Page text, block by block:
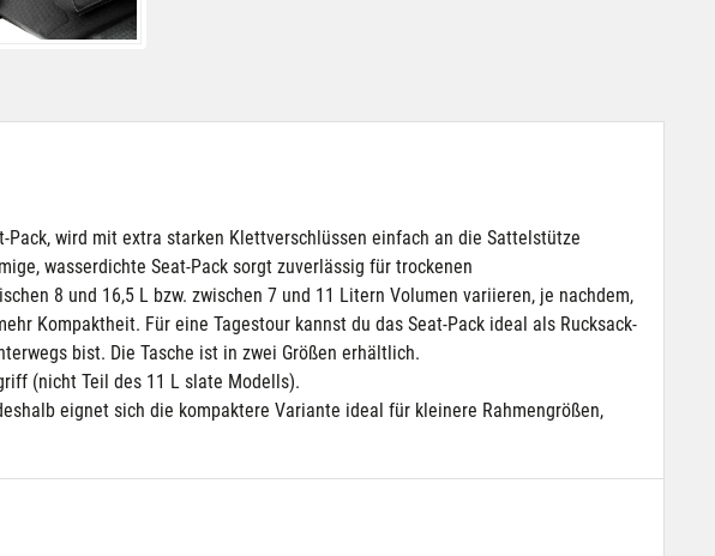
Pack, wird mit extra starken Klettverschlüssen einfach an die Sattelstütze
wasserdichte Seat-Pack sorgt zuverlässig für trockenen
8 und 16,5 L bzw. zwischen 7 und 11 Litern Volumen variieren, je nachdem,
Kompaktheit. Für eine Tagestour kannst du das Seat-Pack ideal als Rucksack-
bist. Die Tasche ist in zwei Größen erhältlich.
(nicht Teil des 11 L slate Modells).
eignet sich die kompaktere Variante ideal für kleinere Rahmengrößen,